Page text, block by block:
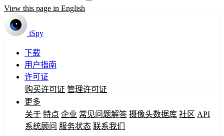
View this page in English
iSpy
下载
用户指南
许可证
购买许可证 管理许可证
更多
关于 特点 企业 常见问题解答 摄像头数据库 社区 API
系统顾问 服务状态 联系我们